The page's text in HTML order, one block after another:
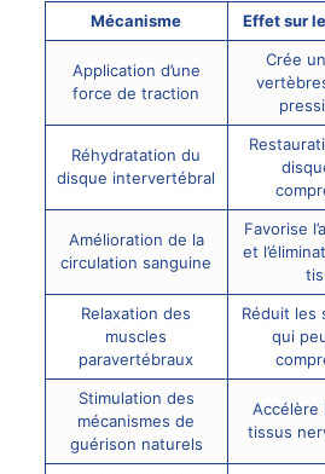
Mécanisme Effet sur
Application d’une
force de traction
Crée
Réhydratation du
disque intervertébral
Amélioration de la
circulation sanguine
Favorise
et
Relaxation des
muscles
paravertébraux
Réduit les
qui
Stimulation des
mécanismes de
guérison naturels
Accélère
tissus